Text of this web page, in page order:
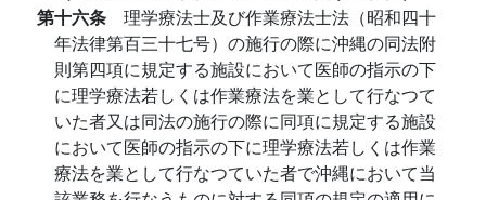
第十六条 理学療法士及び作業療法士法（昭和四十
年法律第百三十七号）の施行の際に沖縄の同法附
則第四項に規定する施設において医師の指示の下
に理学療法若しくは作業療法を業として行なつて
いた者又は同法の施行の際に同項に規定する施設
において医師の指示の下に理学療法若しくは作業
療法を業として行なつていた者で沖縄において当